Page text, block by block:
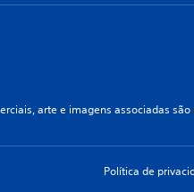
arte e imagens associadas
Política de